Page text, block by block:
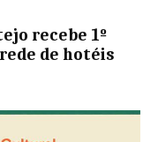
recebe 1º
de hotéis